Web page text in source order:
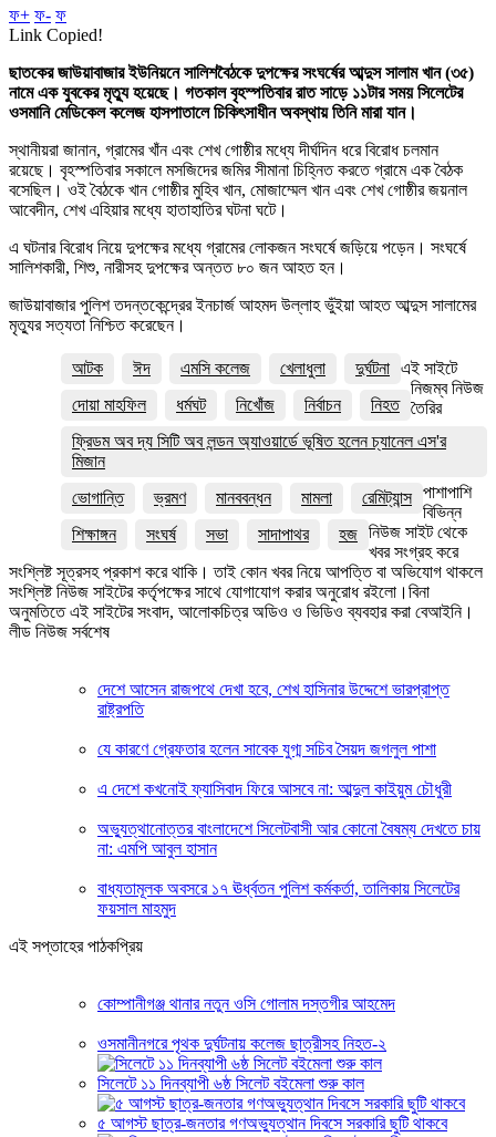
ফ+ ফ- ফ
Link Copied!
ছাতকের জাউয়াবাজার ইউনিয়নে সালিশবৈঠকে দুপক্ষের সংঘর্ষের আব্দুস সালাম খান (৩৫)
নামে এক যুবকের মৃত্যু হয়েছে। গতকাল বৃহস্পতিবার রাত সাড়ে ১১টার সময় সিলেটের
ওসমানি মেডিকেল কলেজ হাসপাতালে চিকিৎসাধীন অবস্থায় তিনি মারা যান।
স্থানীয়রা জানান, গ্রামের খাঁন এবং শেখ গোষ্ঠীর মধ্যে দীর্ঘদিন ধরে বিরোধ চলমান
রয়েছে। বৃহস্পতিবার সকালে মসজিদের জমির সীমানা চিহ্নিত করতে গ্রামে এক বৈঠক
বসেছিল। ওই বৈঠকে খান গোষ্ঠীর মুহিব খান, মোজাম্মেল খান এবং শেখ গোষ্ঠীর জয়নাল
আবেদীন, শেখ এহিয়ার মধ্যে হাতাহাতির ঘটনা ঘটে।
এ ঘটনার বিরোধ নিয়ে দুপক্ষের মধ্যে গ্রামের লোকজন সংঘর্ষে জড়িয়ে পড়েন। সংঘর্ষে
সালিশকারী, শিশু, নারীসহ দুপক্ষের অন্তত ৮০ জন আহত হন।
জাউয়াবাজার পুলিশ তদন্তকেন্দ্রের ইনচার্জ আহমদ উল্লাহ ভুঁইয়া আহত আব্দুস সালামের
মৃত্যুর সত্যতা নিশ্চিত করেছেন।
আটক ঈদ এমসি কলেজ খেলাধুলা
দুর্ঘটনা
দোয়া মাহফিল
ধর্মঘট নিখোঁজ নির্বাচন
নিহত
ফ্রিডম অব দ্য সিটি অব লন্ডন অ্যাওয়ার্ডে ভূষিত হলেন চ্যানেল এস'র
মিজান
ভোগান্তি
ভ্রমণ মানববন্ধন মামলা
রেমিট্যান্স
শিক্ষাঙ্গন
সংঘর্ষ সভা সাদাপাথর হজ
এই সাইটে
নিজম্ব নিউজ
তৈরির
পাশাপাশি
বিভিন্ন
নিউজ সাইট থেকে
খবর সংগ্রহ করে
সংশ্লিষ্ট সূত্রসহ প্রকাশ করে থাকি। তাই কোন খবর নিয়ে আপত্তি বা অভিযোগ থাকলে
সংশ্লিষ্ট নিউজ সাইটের কর্তৃপক্ষের সাথে যোগাযোগ করার অনুরোধ রইলো।বিনা
অনুমতিতে এই সাইটের সংবাদ, আলোকচিত্র অডিও ও ভিডিও ব্যবহার করা বেআইনি।
লীড নিউজ সর্বশেষ
দেশে আসেন রাজপথে দেখা হবে, শেখ হাসিনার উদ্দেশে ভারপ্রাপ্ত
রাষ্ট্রপতি
যে কারণে গ্রেফতার হলেন সাবেক যুগ্ম সচিব সৈয়দ জগলুল পাশা
এ দেশে কখনোই ফ্যাসিবাদ ফিরে আসবে না: আব্দুল কাইয়ুম চৌধুরী
অভ্যুত্থানোত্তর বাংলাদেশে সিলেটবাসী আর কোনো বৈষম্য দেখতে চায়
না: এমপি আবুল হাসান
বাধ্যতামূলক অবসরে ১৭ ঊর্ধ্বতন পুলিশ কর্মকর্তা, তালিকায় সিলেটের
ফয়সাল মাহমুদ
এই সপ্তাহের পাঠকপ্রিয়
কোম্পানীগঞ্জ থানার নতুন ওসি গোলাম দস্তগীর আহমেদ
ওসমানীনগরে পৃথক দুর্ঘটনায় কলেজ ছাত্রীসহ নিহত-২
সিলেটে ১১ দিনব্যাপী ৬ষ্ঠ সিলেট বইমেলা শুরু কাল
৫ আগস্ট ছাত্র-জনতার গণঅভ্যুত্থান দিবসে সরকারি ছুটি থাকবে